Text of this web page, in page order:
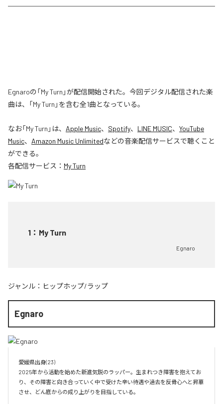
Egnaroの「My Turn」が配信開始された。今回デジタル配信された楽
曲は、「My Turn」を含む全1曲となっている。
なお「My Turn 」は、 Apple Music、 Spotify、 LINE MUSIC、 YouTube
Music、 Amazon Music Unlimitedなどの音楽配信サービスで聴くこと
ができる。
各配信サービス： My Turn
1 ： My Turn
Egnaro
ジャンル： ヒップホップ/ラップ
Egnaro
愛媛県出身(23)
2025年から活動を始めた新進気鋭のラッパー。生まれつき障害を抱えてお
り、その障害と向き合っていく中で受けた辛い待遇や過去を反骨心へと昇華
させ、どん底からの成り上がりを目指している。